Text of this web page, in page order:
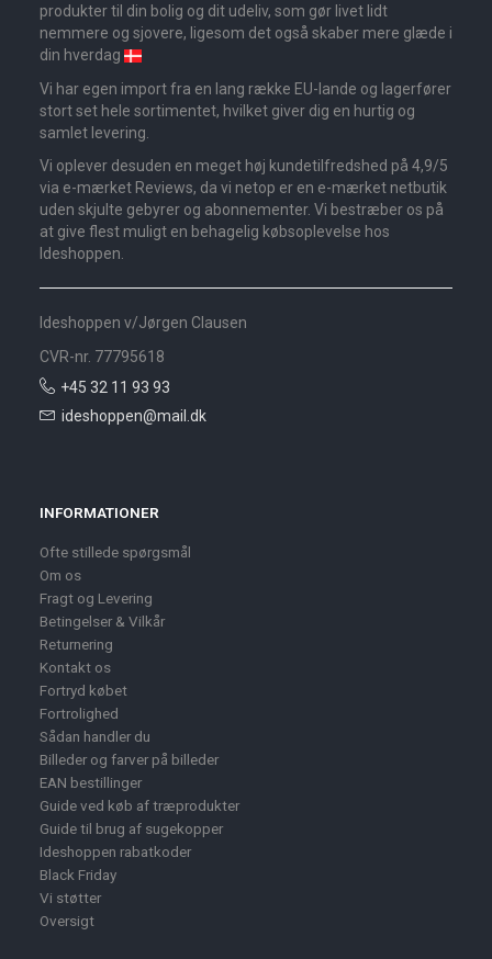
produkter til din bolig og dit udeliv, som gør livet lidt
nemmere og sjovere, ligesom det også skaber mere glæde i
din hverdag
Vi har egen import fra en lang række EU-lande og lagerfører
stort set hele sortimentet, hvilket giver dig en hurtig og
samlet levering.
Vi oplever desuden en meget høj kundetilfredshed på 4,9/5
via e-mærket Reviews, da vi netop er en e-mærket netbutik
uden skjulte gebyrer og abonnementer. Vi bestræber os på
at give flest muligt en behagelig købsoplevelse hos
Ideshoppen.
Ideshoppen v/Jørgen Clausen
CVR-nr. 77795618
+45 32 11 93 93
ideshoppen@mail.dk
INFORMATIONER
Ofte stillede spørgsmål
Om os
Fragt og Levering
Betingelser & Vilkår
Returnering
Kontakt os
Fortryd købet
Fortrolighed
Sådan handler du
Billeder og farver på billeder
EAN bestillinger
Guide ved køb af træprodukter
Guide til brug af sugekopper
Ideshoppen rabatkoder
Black Friday
Vi støtter
Oversigt